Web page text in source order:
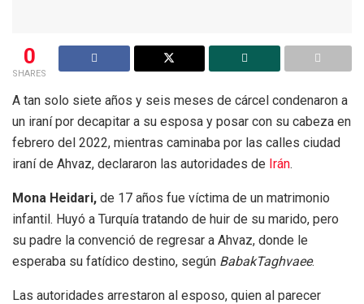
0
SHARES
A tan solo siete años y seis meses de cárcel condenaron a
un iraní por decapitar a su esposa y posar con su cabeza en
febrero del 2022, mientras caminaba por las calles ciudad
iraní de Ahvaz, declararon las autoridades de Irán.
Mona Heidari, de 17 años fue víctima de un matrimonio
infantil. Huyó a Turquía tratando de huir de su marido, pero
su padre la convenció de regresar a Ahvaz, donde le
esperaba su fatídico destino, según BabakTaghvaee.
Las autoridades arrestaron al esposo, quien al parecer